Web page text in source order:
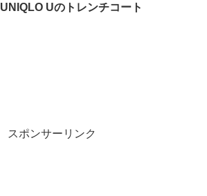
UNIQLO Uのトレンチコート
スポンサーリンク